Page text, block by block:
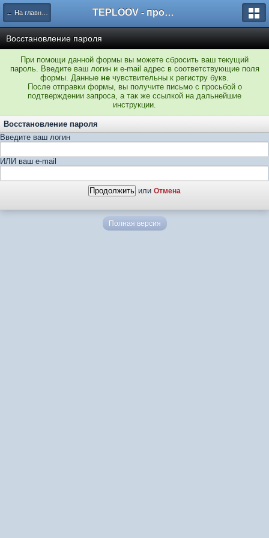
← На главную TEPLOOV - программный комплекс для расчёта систем отопления и вентиляции
Восстановление пароля
При помощи данной формы вы можете сбросить ваш текущий
пароль. Введите ваш логин и e-mail адрес в соответствующие поля
формы. Данные не чувствительны к регистру букв.
После отправки формы, вы получите письмо с просьбой о
подтверждении запроса, а так же ссылкой на дальнейшие
инструкции.
Восстановление пароля
Введите ваш логин
ИЛИ ваш e-mail
или Отмена
Полная версия